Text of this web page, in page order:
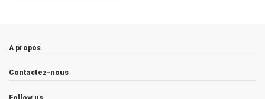
A propos
Contactez-nous